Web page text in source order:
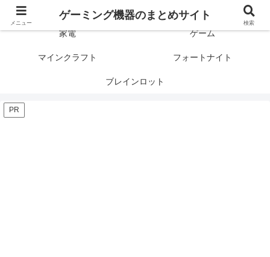
ゲーミング製品の口コミや評判と比較を紹介します！
家電 ゲーム
マインクラフト フォートナイト
ブレインロット
PR
メニュー
ゲーミング機器のまとめサイト
検索